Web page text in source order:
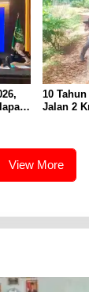
10
Jalan 2
View More